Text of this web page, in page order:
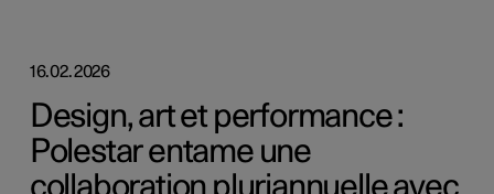
16.02.2026
Design, art et performance :
Polestar entame une